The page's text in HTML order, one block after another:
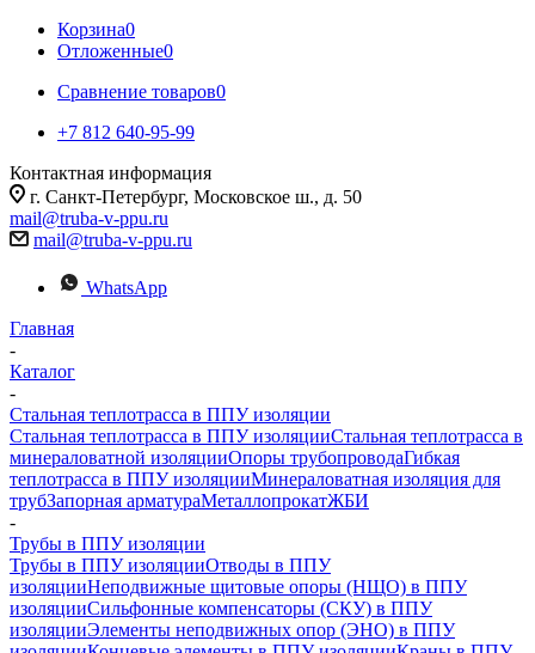
Корзина0
Отложенные0
Сравнение товаров0
+7 812 640-95-99
Контактная информация
г. Санкт-Петербург, Московское ш., д. 50
mail@truba-v-ppu.ru
mail@truba-v-ppu.ru
WhatsApp
Главная
-
Каталог
-
Стальная теплотрасса в ППУ изоляции
Стальная теплотрасса в ППУ изоляцииСтальная теплотрасса в
минераловатной изоляцииОпоры трубопроводаГибкая
теплотрасса в ППУ изоляцииМинераловатная изоляция для
трубЗапорная арматураМеталлопрокатЖБИ
-
Трубы в ППУ изоляции
Трубы в ППУ изоляцииОтводы в ППУ
изоляцииНеподвижные щитовые опоры (НЩО) в ППУ
изоляцииCильфонные компенсаторы (СКУ) в ППУ
изоляцииЭлементы неподвижных опор (ЭНО) в ППУ